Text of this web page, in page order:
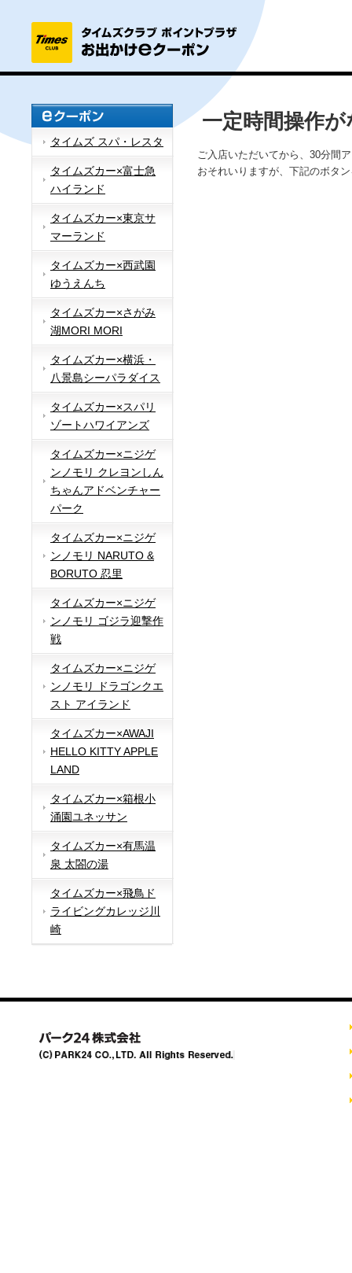
タイムズ スパ・レスタ
タイムズカー×富士急
ハイランド
タイムズカー×東京サ
マーランド
タイムズカー×西武園
ゆうえんち
タイムズカー×さがみ
湖MORI MORI
タイムズカー×横浜・
八景島シーパラダイス
タイムズカー×スパリ
ゾートハワイアンズ
タイムズカー×ニジゲ
ンノモリ クレヨンしん
ちゃんアドベンチャー
パーク
タイムズカー×ニジゲ
ンノモリ NARUTO &
BORUTO 忍里
タイムズカー×ニジゲ
ンノモリ ゴジラ迎撃作
戦
タイムズカー×ニジゲ
ンノモリ ドラゴンクエ
スト アイランド
タイムズカー×AWAJI
HELLO KITTY APPLE
LAND
タイムズカー×箱根小
涌園ユネッサン
タイムズカー×有馬温
泉 太閤の湯
タイムズカー×飛鳥ド
ライビングカレッジ川
崎
一定時間操作
ご入店いただいてから、30分間
おそれいりますが、下記のボタ